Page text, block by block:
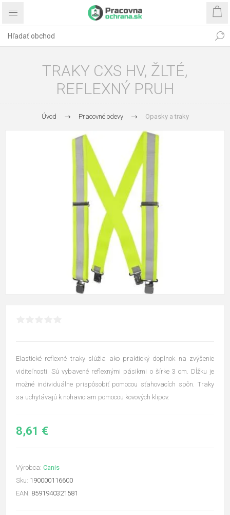
TRAKY CXS HV, ŽLTÉ,
REFLEXNÝ PRUH
Úvod Pracovné odevy Opasky a traky
Elastické reflexné traky slúžia ako praktický doplnok na zvýšenie
viditeľnosti. Sú vybavené reflexnými pásikmi o šírke 3 cm. Dĺžku je
možné individuálne prispôsobiť pomocou sťahovacích spôn. Traky
sa uchytávajú k nohaviciam pomocou kovových klipov.
8,61 €
Výrobca: Canis
Sku: 190000116600
EAN: 8591940321581